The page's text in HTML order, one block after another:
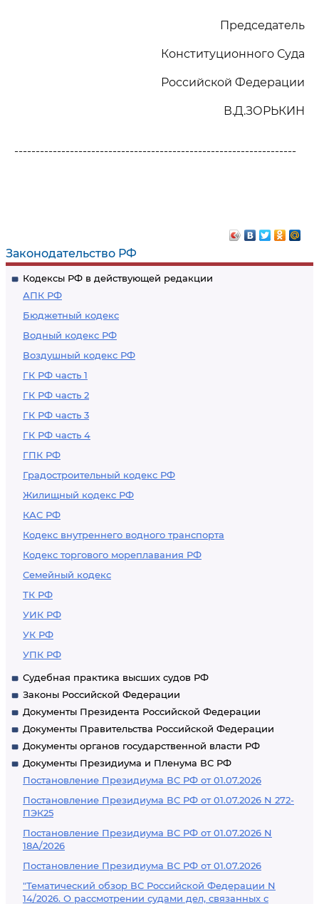
Законодательство РФ
Кодексы РФ в действующей редакции
АПК РФ
Бюджетный кодекс
Водный кодекс РФ
Воздушный кодекс РФ
ГК РФ часть 1
ГК РФ часть 2
ГК РФ часть 3
ГК РФ часть 4
ГПК РФ
Градостроительный кодекс РФ
Жилищный кодекс РФ
КАС РФ
Кодекс внутреннего водного транспорта
Кодекс торгового мореплавания РФ
Семейный кодекс
ТК РФ
УИК РФ
УК РФ
УПК РФ
Судебная практика высших судов РФ
Законы Российской Федерации
Документы Президента Российской Федерации
Документы Правительства Российской Федерации
Документы органов государственной власти РФ
Документы Президиума и Пленума ВС РФ
Постановление Президиума ВС РФ от 01.07.2026
Постановление Президиума ВС РФ от 01.07.2026 N 272-
ПЭК25
Постановление Президиума ВС РФ от 01.07.2026 N
18А/2026
Постановление Президиума ВС РФ от 01.07.2026
"Тематический обзор ВС Российской Федерации N
14/2026. О рассмотрении судами дел, связанных с
Председатель
Конституционного Суда
Российской Федерации
В.Д.ЗОРЬКИН
------------------------------------------------------------------